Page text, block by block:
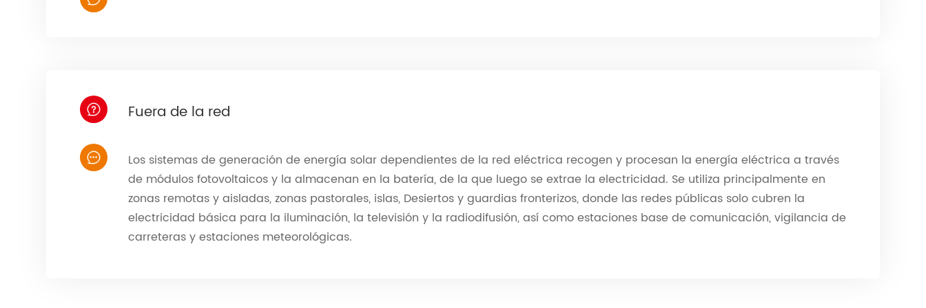
Fuera de la red
Los sistemas de generación de energía solar dependientes de la red eléctrica recogen y procesan la energía eléctrica a través
de módulos fotovoltaicos y la almacenan en la batería, de la que luego se extrae la electricidad. Se utiliza principalmente en
zonas remotas y aisladas, zonas pastorales, islas, Desiertos y guardias fronterizos, donde las redes públicas solo cubren la
electricidad básica para la iluminación, la televisión y la radiodifusión, así como estaciones base de comunicación, vigilancia de
carreteras y estaciones meteorológicas.